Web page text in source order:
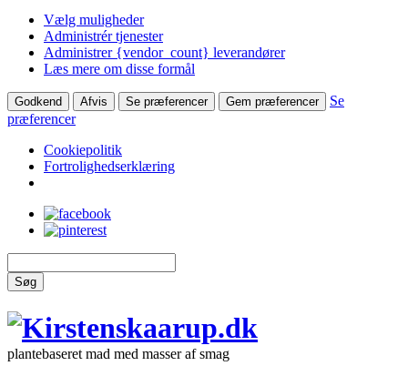
Vælg muligheder
Administrér tjenester
Administrer {vendor_count} leverandører
Læs mere om disse formål
Godkend Afvis Se præferencer Gem præferencer
Se
præferencer
Cookiepolitik
Fortrolighedserklæring
Søg
plantebaseret mad med masser af smag